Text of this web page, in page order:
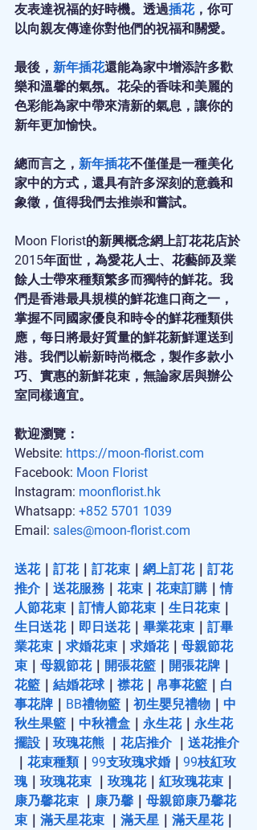
友表達祝福的好時機。透過插花，你可
以向親友傳達你對他們的祝福和關愛。
最後， 新年插花還能為家中增添許多歡
樂和溫馨的氣氛。花朵的香味和美麗的
色彩能為家中帶來清新的氣息，讓你的
新年更加愉快。
總而言之， 新年插花不僅僅是一種美化
家中的方式，還具有許多深刻的意義和
象徵，值得我們去推崇和嘗試。
Moon Florist的新興概念網上訂花花店於
2015年面世，為愛花人士、花藝師及業
餘人士帶來種類繁多而獨特的鮮花。我
們是香港最具規模的鮮花進口商之一，
掌握不同國家優良和時令的鮮花種類供
應，每日將最好質量的鮮花新鮮運送到
港。我們以嶄新時尚概念，製作多款小
巧、實惠的新鮮花束，無論家居與辦公
室同樣適宜。
歡迎瀏覽：
Website: https://moon-florist.com
Facebook: Moon Florist
Instagram: moonflorist.hk
Whatsapp: +852 5701 1039
Email: sales@moon-florist.com
送花｜ 訂花｜ 訂花束 ｜ 網上訂花｜ 訂花
推介｜ 送花服務 ｜ 花束 ｜ 花束訂購 ｜情
人節花束 ｜ 訂情人節花束 ｜ 生日花束 ｜
生日送花｜ 即日送花｜ 畢業花束 ｜ 訂畢
業花束 ｜ 求婚花束 ｜ 求婚花｜ 母親節花
束 ｜ 母親節花｜ 開張花籃 ｜ 開張花牌 ｜
花籃 ｜ 結婚花球｜ 襟花｜ 帛事花籃 ｜ 白
事花牌 ｜ BB禮物籃 ｜ 初生嬰兒禮物 ｜ 中
秋生果籃 ｜ 中秋禮盒 ｜ 永生花｜ 永生花
擺設 ｜ 玫瑰花熊 ｜ 花店推介 ｜ 送花推介
｜ 花束種類｜ 99支玫瑰求婚 ｜ 99枝紅玫
瑰｜ 玫瑰花束 ｜ 玫瑰花｜ 紅玫瑰花束 ｜
康乃馨花束 ｜ 康乃馨 ｜ 母親節康乃馨花
束 ｜ 滿天星花束 ｜ 滿天星 ｜ 滿天星花｜